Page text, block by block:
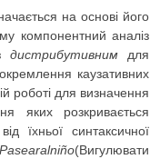
на основі його
компонентний аналіз
здистрибутивним для
каузативних
роботі для визначення
яких розкривається
їхньої синтаксичної
Pasearalniño(Вигулювати